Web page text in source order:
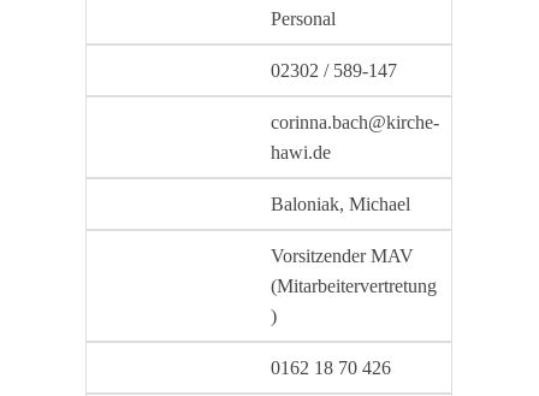
Personal
02302 / 589-147
corinna.bach@kirche-
hawi.de
Baloniak, Michael
Vorsitzender MAV
(Mitarbeitervertretung
)
0162 18 70 426